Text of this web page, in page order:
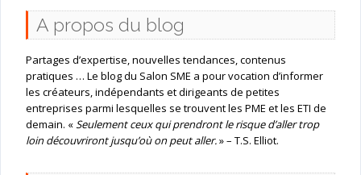
A propos du blog
Partages d’expertise, nouvelles tendances, contenus
pratiques … Le blog du Salon SME a pour vocation d’informer
les créateurs, indépendants et dirigeants de petites
entreprises parmi lesquelles se trouvent les PME et les ETI de
demain. «Seulement ceux qui prendront le risque d’aller trop
loin découvriront jusqu’où on peut aller.» – T.S. Elliot.